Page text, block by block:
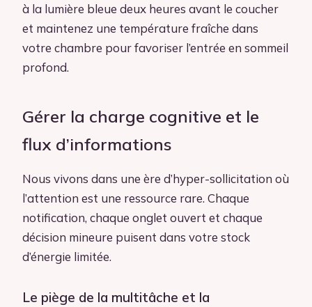
à la lumière bleue deux heures avant le coucher
et maintenez une température fraîche dans
votre chambre pour favoriser l’entrée en sommeil
profond.
Gérer la charge cognitive et le
flux d’informations
Nous vivons dans une ère d’hyper-sollicitation où
l’attention est une ressource rare. Chaque
notification, chaque onglet ouvert et chaque
décision mineure puisent dans votre stock
d’énergie limitée.
Le piège de la multitâche et la